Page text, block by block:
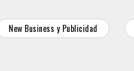
New Business y Publicidad